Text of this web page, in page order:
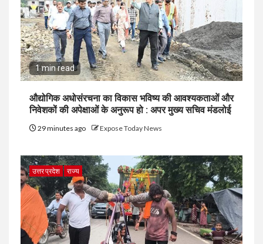
1 min read
औद्योगिक अधोसंरचना का विकास भविष्य की आवश्यकताओं और
निवेशकों की अपेक्षाओं के अनुरूप हो : अपर मुख्य सचिव मंडलोई
29 minutes ago Expose Today News
उत्तर प्रदेश राज्य